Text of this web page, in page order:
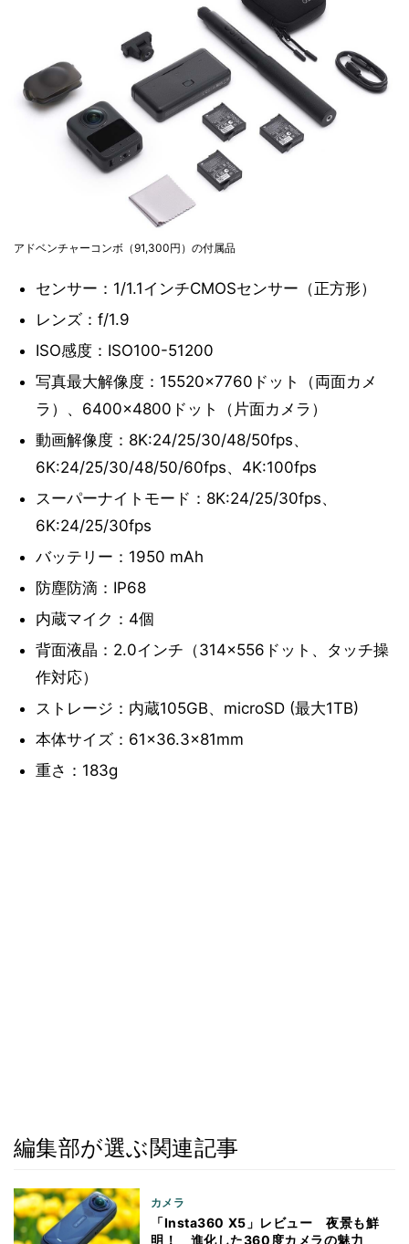
アドベンチャーコンボ（91,300円）の付属品
センサー：1/1.1インチCMOSセンサー（正方形）
レンズ：f/1.9
ISO感度：ISO100-51200
写真最大解像度：15520×7760ドット（両面カメ
ラ）、6400×4800ドット（片面カメラ）
動画解像度：8K:24/25/30/48/50fps、
6K:24/25/30/48/50/60fps、4K:100fps
スーパーナイトモード：8K:24/25/30fps、
6K:24/25/30fps
バッテリー：1950 mAh
防塵防滴：IP68
内蔵マイク：4個
背面液晶：2.0インチ（314×556ドット、タッチ操
作対応）
ストレージ：内蔵105GB、microSD (最大1TB)
本体サイズ：61×36.3×81mm
重さ：183g
編集部が選ぶ関連記事
カメラ
「Insta360 X5」レビュー 夜景も鮮
明！ 進化した360度カメラの魅力